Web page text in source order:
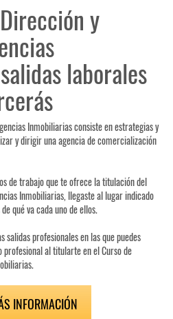
y
laborales
Inmobiliarias consiste en estrategias y
y dirigir una agencia de comercialización
de trabajo que te ofrece la titulación del
Inmobiliarias, llegaste al lugar indicado
qué va cada uno de ellos.
salidas profesionales en las que puedes
al titularte en el Curso de
INFORMACIÓN